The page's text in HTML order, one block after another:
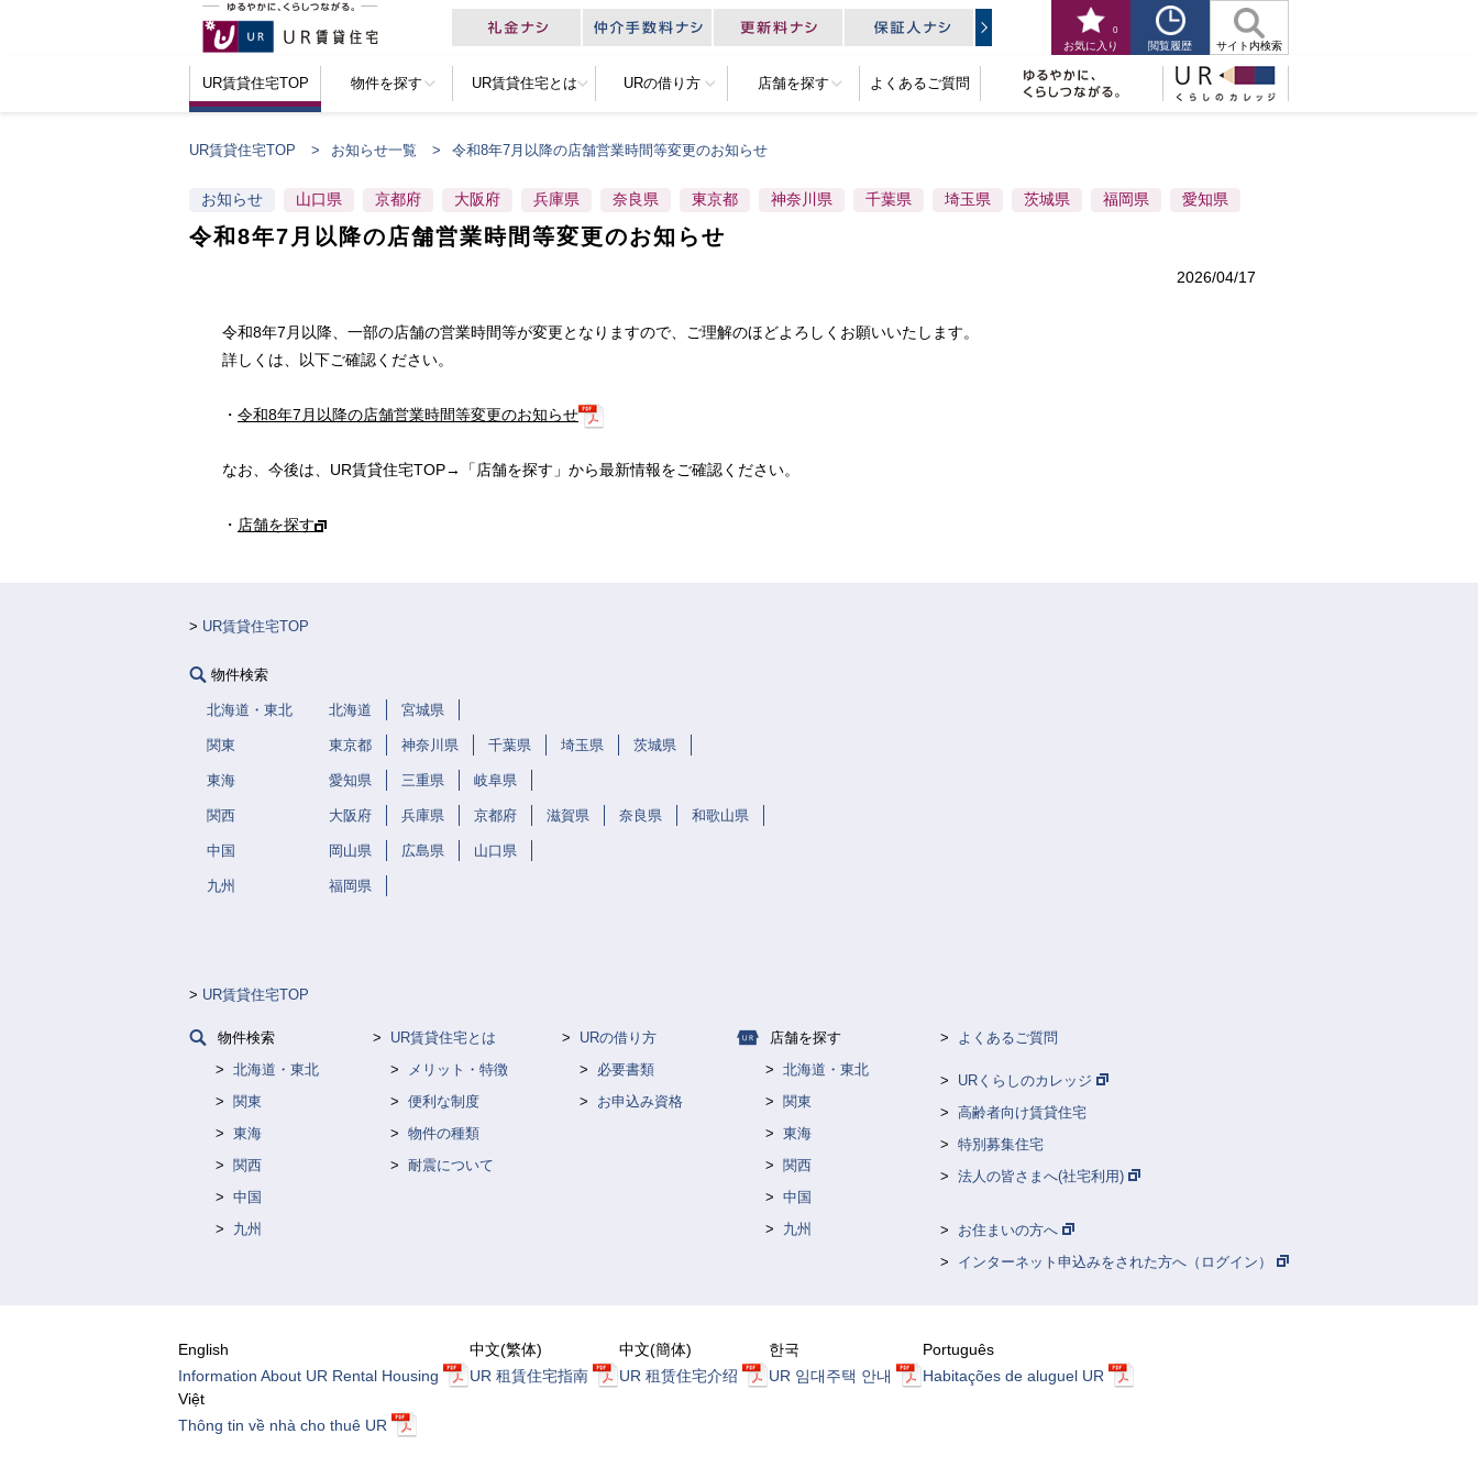
お気に入り
0
閲覧履歴 サイト内検索
UR賃貸住宅TOP 物件を探す UR賃貸住宅とは URの借り方 店舗を探す よくあるご質問
UR賃貸住宅TOP お知らせ一覧 令和8年7月以降の店舗営業時間等変更のお知らせ
お知らせ 山口県 京都府 大阪府 兵庫県 奈良県 東京都 神奈川県 千葉県 埼玉県 茨城県 福岡県 愛知県
令和8年7月以降の店舗営業時間等変更のお知らせ
2026/04/17
令和8年7月以降、一部の店舗の営業時間等が変更となりますので、ご理解のほどよろしくお願いいたします。
詳しくは、以下ご確認ください。
・ 令和8年7月以降の店舗営業時間等変更のお知らせ
なお、今後は、UR賃貸住宅TOP→「店舗を探す」から最新情報をご確認ください。
・ 店舗を探す
UR賃貸住宅TOP
物件検索
北海道・東北 北海道 宮城県
関東 東京都 神奈川県 千葉県 埼玉県 茨城県
東海 愛知県 三重県 岐阜県
関西 大阪府 兵庫県 京都府 滋賀県 奈良県 和歌山県
中国 岡山県 広島県 山口県
九州 福岡県
UR賃貸住宅TOP
物件検索
北海道・東北
関東
東海
関西
中国
九州
UR賃貸住宅とは
メリット・特徴
便利な制度
物件の種類
耐震について
URの借り方
必要書類
お申込み資格
店舗を探す
北海道・東北
関東
東海
関西
中国
九州
よくあるご質問
URくらしのカレッジ
高齢者向け賃貸住宅
特別募集住宅
法人の皆さまへ(社宅利用)
お住まいの方へ
インターネット申込みをされた方へ（ログイン）
English
Information About UR Rental Housing
中文(繁体)
UR 租賃住宅指南
中文(簡体)
UR 租赁住宅介绍
한국
UR 임대주택 안내
Português
Habitações de aluguel UR
Việt
Thông tin về nhà cho thuê UR